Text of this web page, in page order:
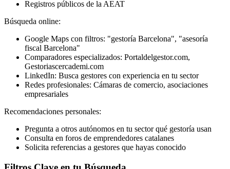
Registros públicos de la AEAT
Búsqueda online:
Google Maps con filtros: "gestoría Barcelona", "asesoría
fiscal Barcelona"
Comparadores especializados: Portaldelgestor.com,
Gestoriascercademi.com
LinkedIn: Busca gestores con experiencia en tu sector
Redes profesionales: Cámaras de comercio, asociaciones
empresariales
Recomendaciones personales:
Pregunta a otros autónomos en tu sector qué gestoría usan
Consulta en foros de emprendedores catalanes
Solicita referencias a gestores que hayas conocido